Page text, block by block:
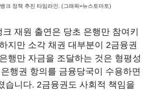
크 정책 추진 타임라인. (그래픽=뉴스토마토)
재원 출연은 당초 은행만 참여키
지만 소각 채권 대부분이 2금융권
행만 자금을 조달하는 것은 형평성
행권 항의를 금융당국이 수용하면
습니다. 2금융권도 사회적 책임을